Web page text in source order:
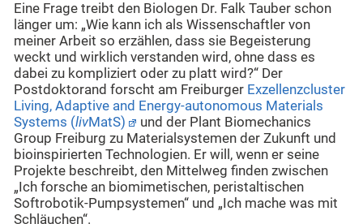
Eine Frage treibt den Biologen Dr. Falk Tauber schon
länger um: „Wie kann ich als Wissenschaftler von
meiner Arbeit so erzählen, dass sie Begeisterung
weckt und wirklich verstanden wird, ohne dass es
dabei zu kompliziert oder zu platt wird?“ Der
Postdoktorand forscht am Freiburger Exzellenzcluster
Living, Adaptive and Energy-autonomous Materials
Systems (livMatS)
und der Plant Biomechanics
Group Freiburg zu Materialsystemen der Zukunft und
bioinspirierten Technologien. Er will, wenn er seine
Projekte beschreibt, den Mittelweg finden zwischen
„Ich forsche an biomimetischen, peristaltischen
Softrobotik-Pumpsystemen“ und „Ich mache was mit
Schläuchen“.